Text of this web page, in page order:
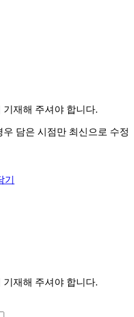
기재해 주셔야 합니다.
담은 시점만 최신으로 수정
기재해 주셔야 합니다.